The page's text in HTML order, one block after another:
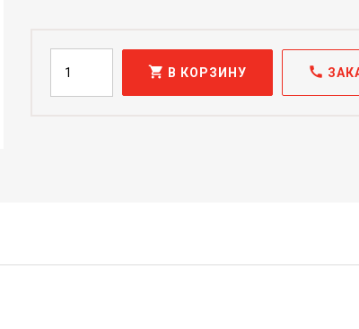
shopping_cart В КОРЗИНУ call